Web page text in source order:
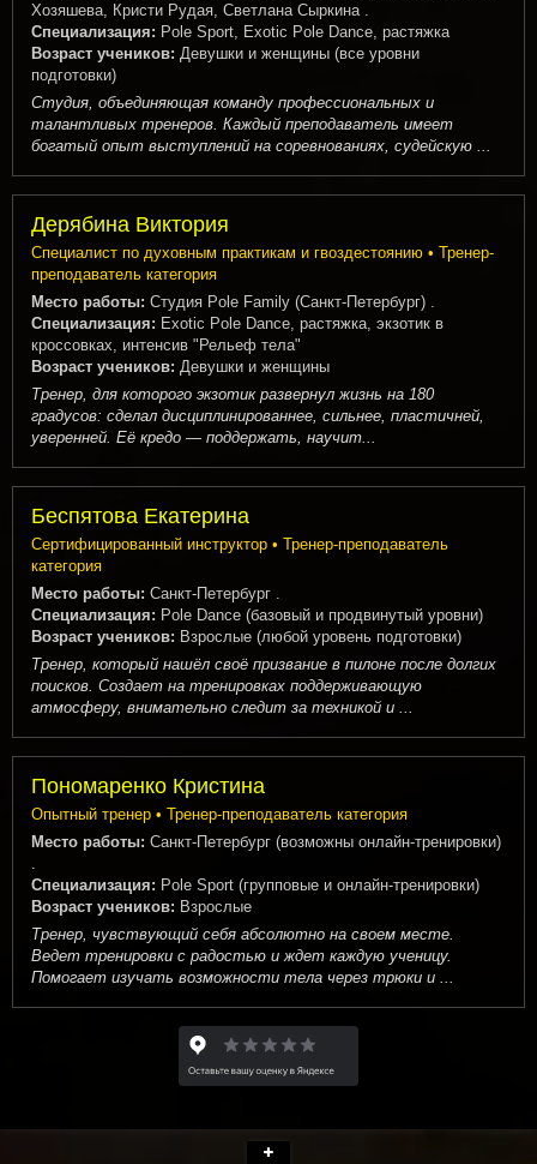
Хозяшева, Кристи Рудая, Светлана Сыркина .
Специализация: Pole Sport, Exotic Pole Dance, растяжка
Возраст учеников: Девушки и женщины (все уровни
подготовки)
Студия, объединяющая команду профессиональных и
талантливых тренеров. Каждый преподаватель имеет
богатый опыт выступлений на соревнованиях, судейскую ...
Дерябина Виктория
Специалист по духовным практикам и гвоздестоянию • Тренер-
преподаватель категория
Место работы: Студия Pole Family (Санкт-Петербург) .
Специализация: Exotic Pole Dance, растяжка, экзотик в
кроссовках, интенсив "Рельеф тела"
Возраст учеников: Девушки и женщины
Тренер, для которого экзотик развернул жизнь на 180
градусов: сделал дисциплинированнее, сильнее, пластичней,
уверенней. Её кредо — поддержать, научит...
Беспятова Екатерина
Сертифицированный инструктор • Тренер-преподаватель
категория
Место работы: Санкт-Петербург .
Специализация: Pole Dance (базовый и продвинутый уровни)
Возраст учеников: Взрослые (любой уровень подготовки)
Тренер, который нашёл своё призвание в пилоне после долгих
поисков. Создает на тренировках поддерживающую
атмосферу, внимательно следит за техникой и ...
Пономаренко Кристина
Опытный тренер • Тренер-преподаватель категория
Место работы: Санкт-Петербург (возможны онлайн-тренировки)
.
Специализация: Pole Sport (групповые и онлайн-тренировки)
Возраст учеников: Взрослые
Тренер, чувствующий себя абсолютно на своем месте.
Ведет тренировки с радостью и ждет каждую ученицу.
Помогает изучать возможности тела через трюки и ...